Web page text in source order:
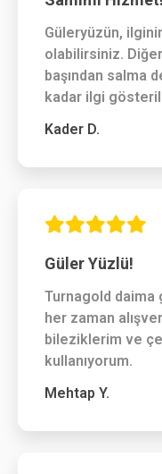
Güleryüzün,
olabilirsiniz. Diğer
başından salma
kadar ilgi
Kader D.
Güler Yüzlü!
Turnagold daima
her zaman
bileziklerim ve
kullanıyorum.
Mehtap Y.